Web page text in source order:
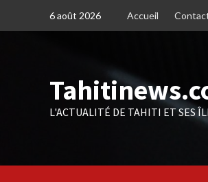
6 août 2026 Accueil
L'ACTUALITÉ DE TAHITI ET SES